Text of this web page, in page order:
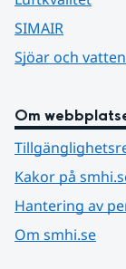
SIMAIR
Sjöar och
Om
Kakor på
Hantering av
Om smhi.se